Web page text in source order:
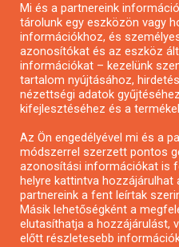
Pályázatírás civil
Pályázatírás
Pályázatfigyelés
Specifikus pályázatfigyelés
Pályázatok
Pályázatok civil
Pályázatok vállalkozásoknak
Mi és a partnereink
tárolunk egy eszközön vagy
információkhoz, és
azonosítókat és az eszköz
információkat – kezelünk
tartalom nyújtásához,
nézettségi adatok
kifejlesztéséhez és a
Az Ön engedélyével mi és a
módszerrel szerzett pontos
azonosítási információkat is
helyre kattintva hozzájárulhat
partnereink a fent leírtak
Másik lehetőségként a
elutasíthatja a hozzájárulást,
előtt részletesebb